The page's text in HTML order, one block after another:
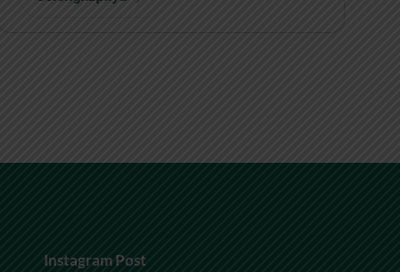
Instagram Post